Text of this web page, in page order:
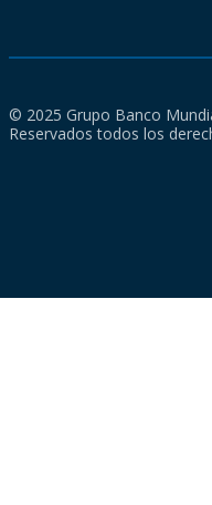
© 2025 Grupo Banco
Reservados todos los